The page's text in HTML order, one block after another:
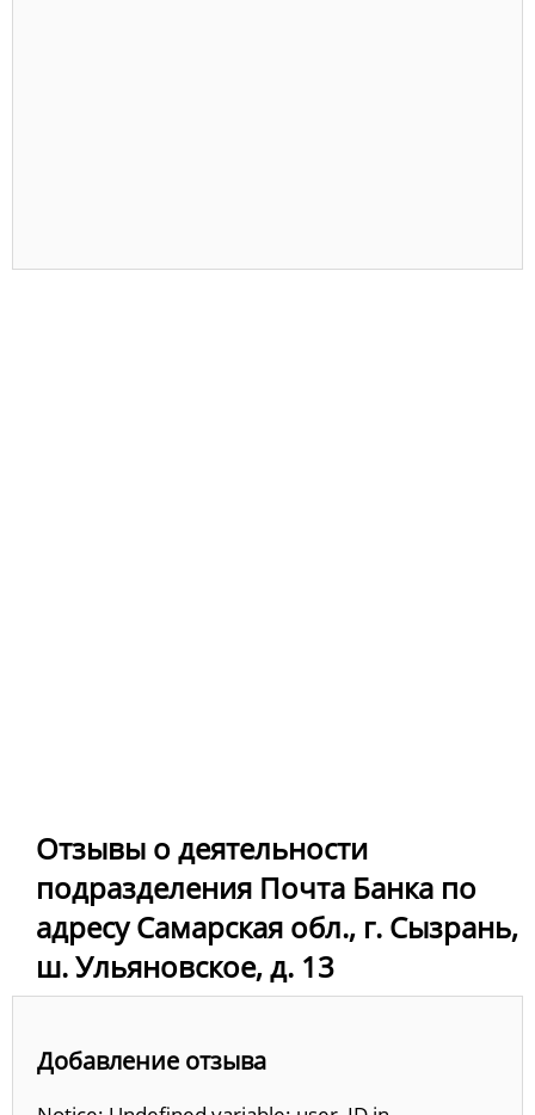
Отзывы о деятельности
подразделения Почта Банка по
адресу Самарская обл., г. Сызрань,
ш. Ульяновское, д. 13
Добавление отзыва